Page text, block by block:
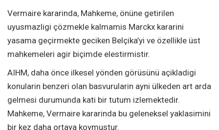
Vermaire kararinda, Mahkeme, önüne getirilen
uyusmazligi çözmekle kalmamis Marckx kararini
yasama geçirmekte geciken Belçika’yi ve özellikle üst
mahkemeleri agir biçimde elestirmistir.
AIHM, daha önce ilkesel yönden görüsünü açikladigi
konularin benzeri olan basvurularin ayni ülkeden art arda
gelmesi durumunda kati bir tutum izlemektedir.
Mahkeme, Vermaire kararinda bu geleneksel yaklasimini
bir kez daha ortaya koymustur.